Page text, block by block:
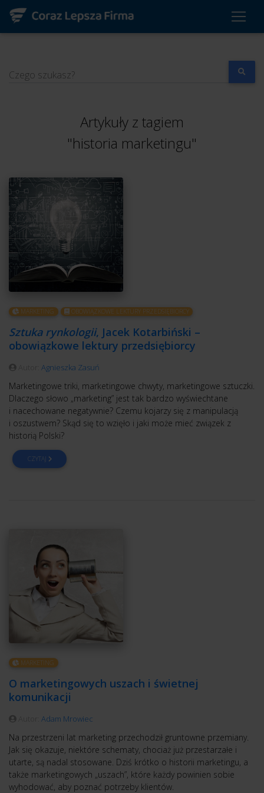
Czego szukasz?
Artykuły z tagiem
"historia marketingu"
MARKETING OBOWIĄZKOWE LEKTURY PRZEDSIĘBIORCY
Sztuka rynkologii, Jacek Kotarbiński –
obowiązkowe lektury przedsiębiorcy
Agnieszka Zasuń
Marketingowe triki, marketingowe chwyty, marketingowe sztuczki.
Dlaczego słowo „marketing” jest tak bardzo wyświechtane
i nacechowane negatywnie? Czemu kojarzy się z manipulacją
i oszustwem? Skąd się to wzięło i jaki może mieć związek z
historią Polski?
CZYTAJ
MARKETING
O marketingowych uszach i świetnej
komunikacji
Adam Mrowiec
Na przestrzeni lat marketing przechodził gruntowne przemiany.
Jak się okazuje, niektóre schematy, chociaż już przestarzałe i
utarte, są nadal stosowane. Dziś krótko o historii marketingu, a
także marketingowych „uszach”, które każdy powinien sobie
wyhodować, aby poznać potrzeby klientów.